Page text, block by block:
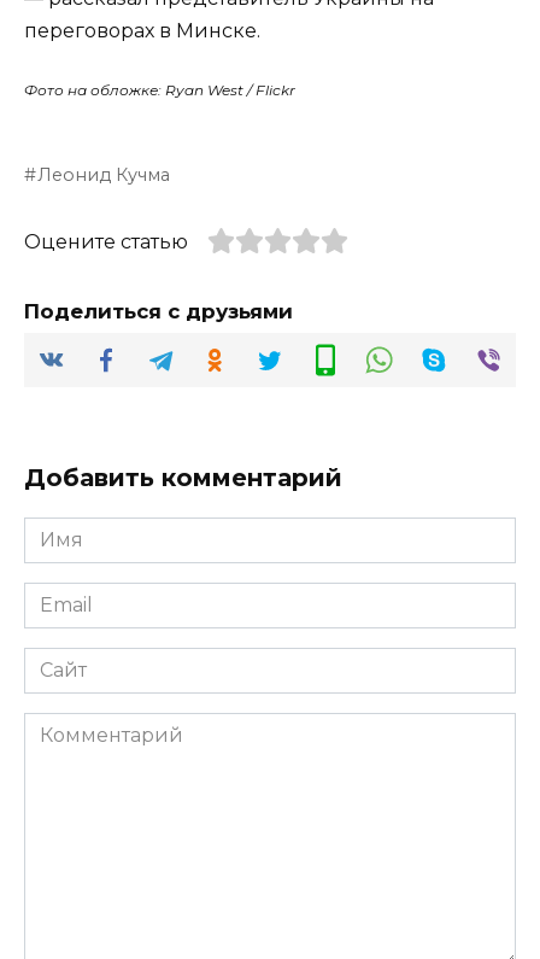
переговорах в Минске.
Фото на обложке: Ryan West / Flickr
Леонид Кучма
Оцените статью
Поделиться с друзьями
Добавить комментарий
Имя
*
Email
*
Сайт
Комментарий